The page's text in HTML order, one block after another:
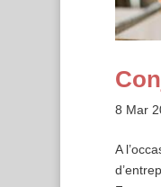
8 Mar
A